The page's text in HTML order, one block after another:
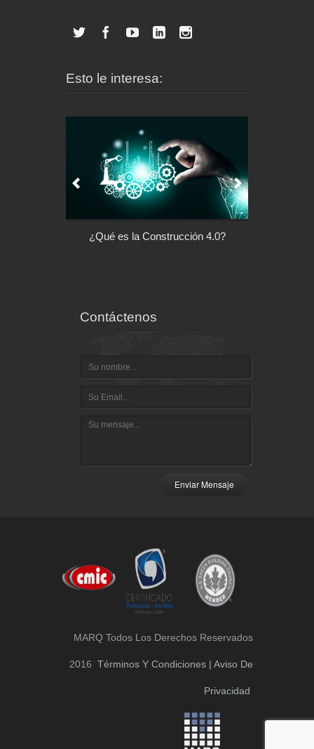
Esto le interesa:
¿Qué es la Construcción 4.0?
Contáctenos
Enviar Mensaje
MARQ Todos Los Derechos Reservados
2016 Términos Y Condiciones | Aviso De
Privacidad